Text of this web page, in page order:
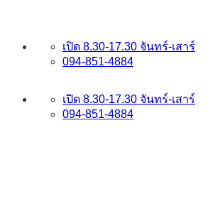
เปิด 8.30-17.30 จันทร์-เสาร์
094-851-4884
เปิด 8.30-17.30 จันทร์-เสาร์
094-851-4884